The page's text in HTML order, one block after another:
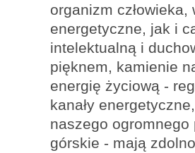
organizm
energetyczne, jak i
intelektualną i
pięknem, kamienie
energię życiową -
kanały
naszego ogromnego
górskie - mają